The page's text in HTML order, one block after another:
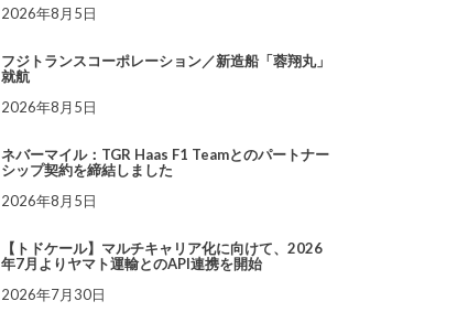
2026年8月5日
フジトランスコーポレーション／新造船「蓉翔丸」
就航
2026年8月5日
ネバーマイル：TGR Haas F1 Teamとのパートナー
シップ契約を締結しました
2026年8月5日
【トドケール】マルチキャリア化に向けて、2026
年7月よりヤマト運輸とのAPI連携を開始
2026年7月30日